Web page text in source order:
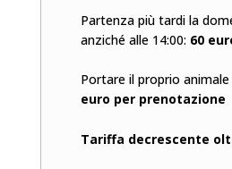
Partenza più tardi la
anziché alle 14:00: 60
Portare il proprio
euro per prenotazione
Tariffa decrescente